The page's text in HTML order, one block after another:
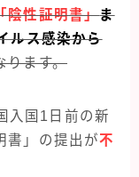
陰性証明書」ま
ルス感染から
ります。
入国1日前の新
書」の提出が不